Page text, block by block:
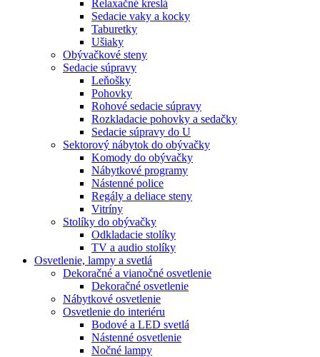
Relaxačné kreslá
Sedacie vaky a kocky
Taburetky
Ušiaky
Obývačkové steny
Sedacie súpravy
Leňošky
Pohovky
Rohové sedacie súpravy
Rozkladacie pohovky a sedačky
Sedacie súpravy do U
Sektorový nábytok do obývačky
Komody do obývačky
Nábytkové programy
Nástenné police
Regály a deliace steny
Vitríny
Stolíky do obývačky
Odkladacie stolíky
TV a audio stolíky
Osvetlenie, lampy a svetlá
Dekoračné a vianočné osvetlenie
Dekoračné osvetlenie
Nábytkové osvetlenie
Osvetlenie do interiéru
Bodové a LED svetlá
Nástenné osvetlenie
Nočné lampy